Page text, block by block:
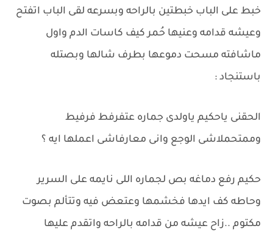
خبط على الباب خبطتين بالراحه وبسرعه لقى الباب اتفتح
وعيشه قدامه وعنيها حُمر كيف كاسات الدم واول
ماشافته مسحت دموعها بطرف شالها وبصتله
باستنجاد :
الحقنى ياحكيم ياولدى جماره عتفرفط فرفيط
وممتحملاشى الوجع وانى معارفاشى اعملها ايه ؟
حكيم رفع دماغه بص لجماره اللى نايمه على السرير
وحاطه كف ايدها فخشمها وعتعض فيه وتتألم بصوت
مكتوم ..زاح عيشه من قدامه بالراحه واتقدم عليها